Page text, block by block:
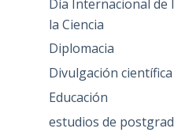
Día Internacional de
la Ciencia
Diplomacia
Divulgación científica
Educación
estudios de